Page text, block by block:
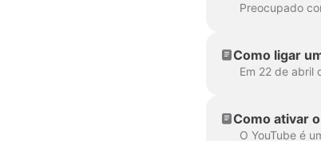
Como ligar
Como ativar